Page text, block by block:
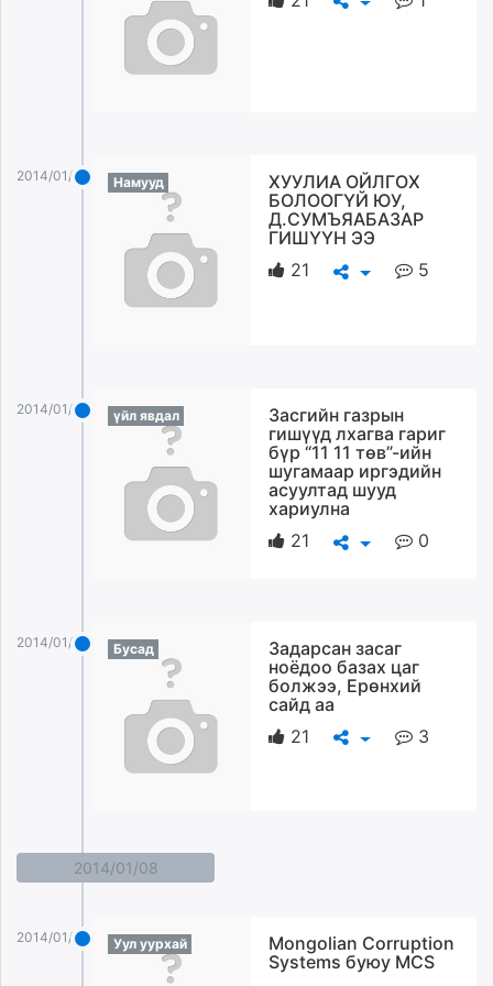
2014/01/10 Намууд
ХУУЛИА ОЙЛГОХ
БОЛООГҮЙ ЮУ,
Д.СУМЪЯАБАЗАР
ГИШҮҮН ЭЭ
21
5
2014/01/10 үйл явдал
Засгийн газрын
гишүүд лхагва гариг
бүр “11 11 төв”-ийн
шугамаар иргэдийн
асуултад шууд
хариулна
21
0
2014/01/10 Бусад
Задарсан засаг
ноёдоо базах цаг
болжээ, Ерөнхий
сайд аа
21
3
2014/01/08
2014/01/08 Уул уурхай
Mongolian Corruption
Systems буюу MCS